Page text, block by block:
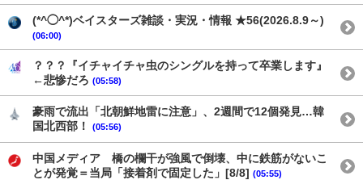
(*^◯^*)ベイスターズ雑談・実況・情報 ★56(2026.8.9～)
(06:00)
？？？『イチャイチャ虫のシングルを持って卒業します』
←悲惨だろ (05:58)
豪雨で流出「北朝鮮地雷に注意」、2週間で12個発見…韓
国北西部！
(05:56)
中国メディア 橋の欄干が強風で倒壊、中に鉄筋がないこ
とが発覚＝当局「接着剤で固定した」[8/8] (05:55)